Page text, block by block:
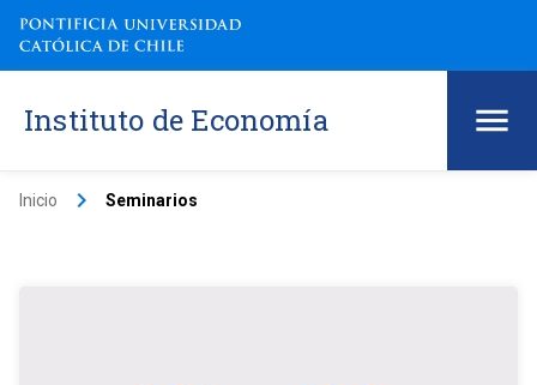
Instituto de Economía
Inicio keyboard_arrow_right Seminarios